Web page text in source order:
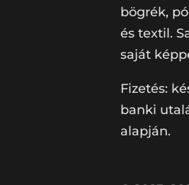
bögrék,
és textil.
saját
Fizetés:
banki
alapján.